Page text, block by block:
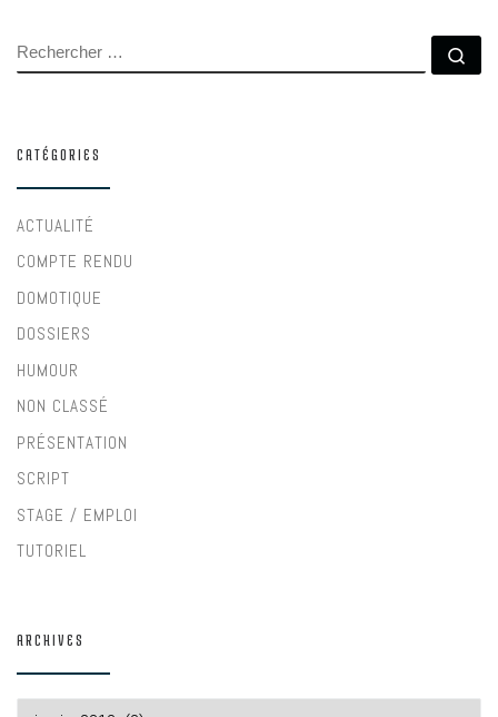
RECHERCHER
CATÉGORIES
ACTUALITÉ
COMPTE RENDU
DOMOTIQUE
DOSSIERS
HUMOUR
NON CLASSÉ
PRÉSENTATION
SCRIPT
STAGE / EMPLOI
TUTORIEL
ARCHIVES